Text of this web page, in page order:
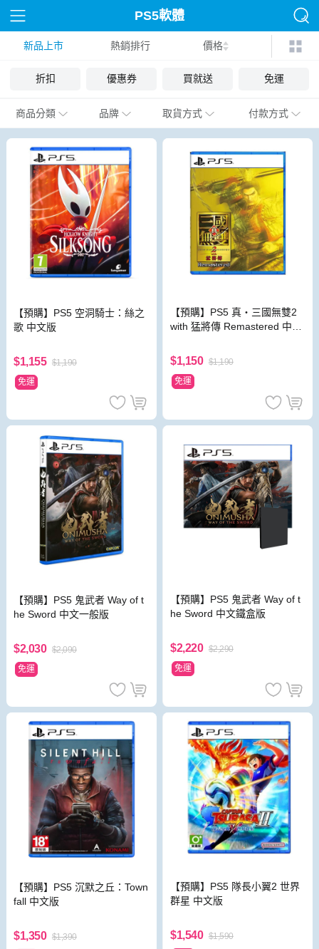
PS5軟體
新品上市 熱銷排行 價格
折扣 優惠券 買就送 免運
商品分類 品牌 取貨方式 付款方式
【預購】PS5 空洞騎士：絲之
歌 中文版
$1,155 $1,190
免運
【預購】PS5 真・三國無雙2
with 猛將傳 Remastered 中文
$1,150 $1,190
免運
【預購】PS5 鬼武者 Way of t
he Sword 中文一般版
$2,030 $2,090
免運
【預購】PS5 鬼武者 Way of t
he Sword 中文鐵盒版
$2,220 $2,290
免運
【預購】PS5 沉默之丘：Town
fall 中文版
$1,350 $1,390
【預購】PS5 隊長小翼2 世界
群星 中文版
$1,540 $1,590